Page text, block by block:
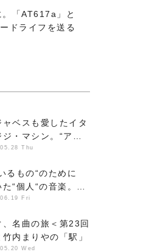
「AT617a」と
ドライフを送る
ベスも愛したイタ
・マシン。“アン
が明かす創作の原
Thu
るもの“のために
“個人“の音楽。冥
楽』をレポート
Fri
名曲の旅＜第23回
内まりやの「駅」
Wed